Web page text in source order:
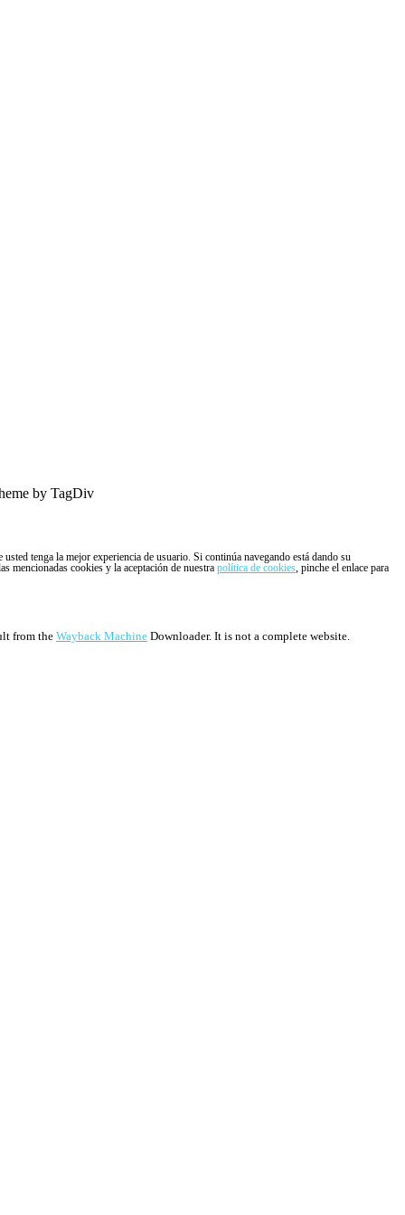
by TagDiv
tenga la mejor experiencia de usuario. Si continúa navegando está dando su
mencionadas cookies y la aceptación de nuestra política de cookies, pinche el enlace para
from the Wayback Machine Downloader. It is not a complete website.